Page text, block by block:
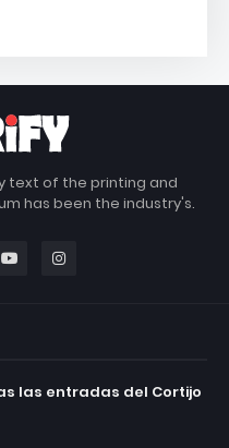
text of the printing and
has been the industry's.
las entradas del Cortijo